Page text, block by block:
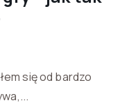
się od bardzo